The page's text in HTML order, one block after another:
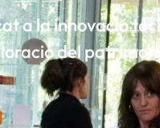
a la innovació
del